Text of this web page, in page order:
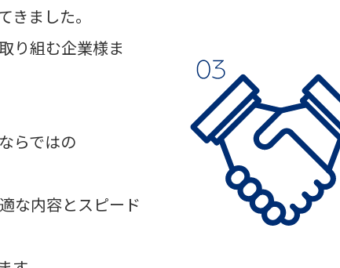
きました。
り組む企業様ま
らではの
な内容とスピード